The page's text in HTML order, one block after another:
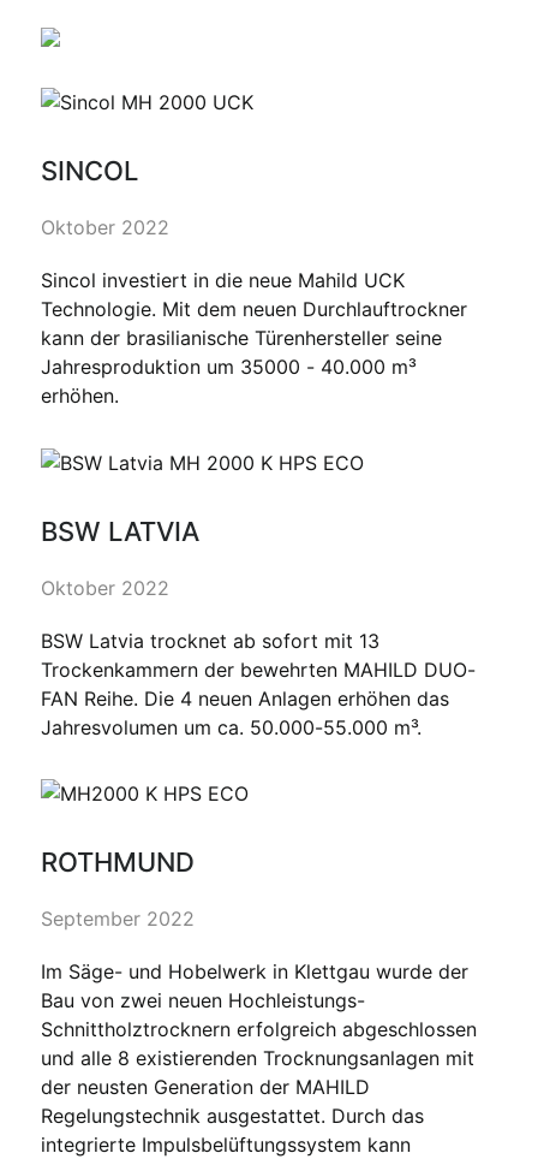
SINCOL
Oktober 2022
Sincol investiert in die neue Mahild UCK
Technologie. Mit dem neuen Durchlauftrockner
kann der brasilianische Türenhersteller seine
Jahresproduktion um 35000 - 40.000 m³
erhöhen.
BSW LATVIA
Oktober 2022
BSW Latvia trocknet ab sofort mit 13
Trockenkammern der bewehrten MAHILD DUO-
FAN Reihe. Die 4 neuen Anlagen erhöhen das
Jahresvolumen um ca. 50.000-55.000 m³.
ROTHMUND
September 2022
Im Säge- und Hobelwerk in Klettgau wurde der
Bau von zwei neuen Hochleistungs-
Schnittholztrocknern erfolgreich abgeschlossen
und alle 8 existierenden Trocknungsanlagen mit
der neusten Generation der MAHILD
Regelungstechnik ausgestattet. Durch das
integrierte Impulsbelüftungssystem kann